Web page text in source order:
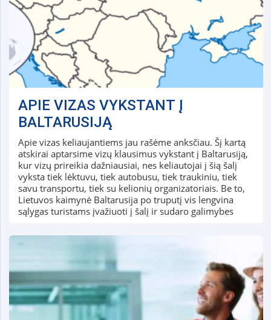
APIE VIZAS VYKSTANT Į
BALTARUSIJĄ
Apie vizas keliaujantiems jau rašėme anksčiau. Šį kartą
atskirai aptarsime vizų klausimus vykstant į Baltarusiją,
kur vizų prireikia dažniausiai, nes keliautojai į šią šalį
vyksta tiek lėktuvu, tiek autobusu, tiek traukiniu, tiek
savu transportu, tiek su kelionių organizatoriais. Be to,
Lietuvos kaimynė Baltarusija po truputį vis lengvina
sąlygas turistams įvažiuoti į šalį ir sudaro galimybes